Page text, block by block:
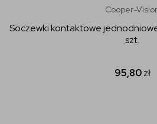
Cooper-
Soczewki kontaktowe
szt.
95,80zł